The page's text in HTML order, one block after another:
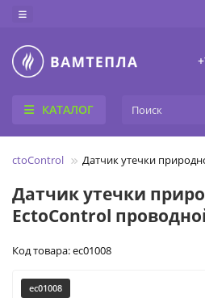
КАТАЛОГ
EctoControl Датчик утечки
Датчик утечки
EctoControl
Код товара: ec01008
ec01008